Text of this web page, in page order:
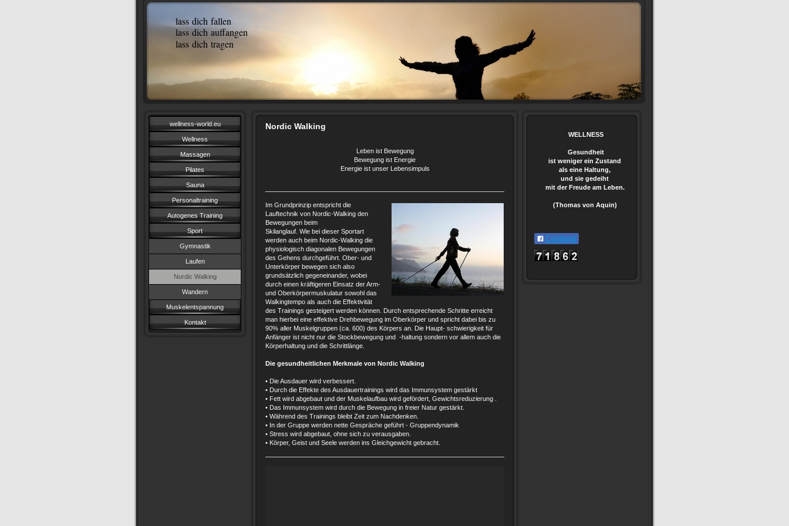
lass dich fallen
lass dich auffangen
lass dich tragen
wellness-world.eu
Wellness
Massagen
Pilates
Sauna
Personaltraining
Autogenes Training
Sport
Gymnastik
Laufen
Nordic Walking
Wandern
Muskelentspannung
Kontakt
Nordic Walking
Leben ist Bewegung
Bewegung ist Energie
Energie ist unser Lebensimpuls
Im Grundprinzip entspricht die
Lauftechnik von Nordic-Walking den
Bewegungen beim
Skilanglauf. Wie bei dieser Sportart
werden auch beim Nordic-Walking die
physiologisch diagonalen Bewegungen
des Gehens durchgeführt. Ober- und
Unterkörper bewegen sich also
grundsätzlich gegeneinander, wobei
durch einen kräftigeren Einsatz der Arm-
und Oberkörpermuskulatur sowohl das
Walkingtempo als auch die Effektivität
des Trainings gesteigert werden können. Durch entsprechende Schritte erreicht
man hierbei eine effektive Drehbewegung im Oberkörper und spricht dabei bis zu
90% aller Muskelgruppen (ca. 600) des Körpers an. Die Haupt- schwierigkeit für
Anfänger ist nicht nur die Stockbewegung und -haltung sondern vor allem auch die
Körperhaltung und die Schrittlänge.
Die gesundheitlichen Merkmale von Nordic Walking
• Die Ausdauer wird verbessert.
• Durch die Effekte des Ausdauertrainings wird das Immunsystem gestärkt
• Fett wird abgebaut und der Muskelaufbau wird gefördert, Gewichtsreduzierung .
• Das Immunsystem wird durch die Bewegung in freier Natur gestärkt.
• Während des Trainings bleibt Zeit zum Nachdenken.
• In der Gruppe werden nette Gespräche geführt - Gruppendynamik
• Stress wird abgebaut, ohne sich zu verausgaben.
• Körper, Geist und Seele werden ins Gleichgewicht gebracht.
WELLNESS
Gesundheit
ist weniger ein Zustand
als eine Haltung,
und sie gedeiht
mit der Freude am Leben.
(Thomas von Aquin)
Condividi